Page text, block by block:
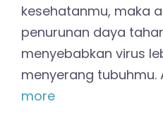
kesehatanmu, maka
penurunan daya
menyebabkan virus
menyerang tubuhmu.
more